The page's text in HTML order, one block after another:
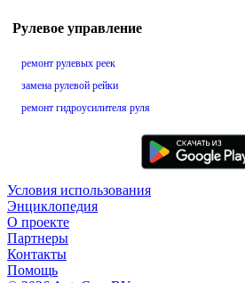
Рулевое управление
ремонт рулевых реек
замена рулевой рейки
ремонт гидроусилителя руля
Условия использования
Энциклопедия
О проекте
Партнеры
Контакты
Помощь